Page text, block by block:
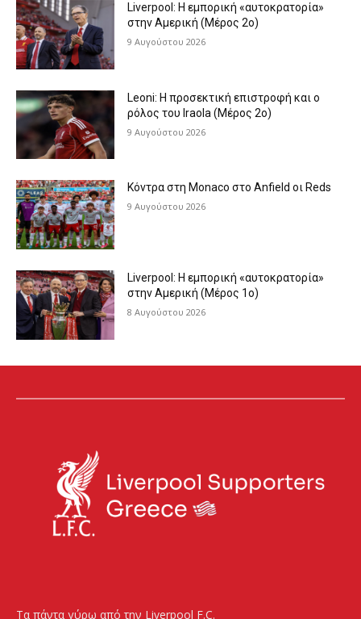
Liverpool: Η εμπορική «αυτοκρατορία»
στην Αμερική (Μέρος 2ο)
9 Αυγούστου 2026
Leoni: Η προσεκτική επιστροφή και ο
ρόλος του Iraola (Μέρος 2ο)
9 Αυγούστου 2026
Κόντρα στη Monaco στο Anfield οι Reds
9 Αυγούστου 2026
Liverpool: Η εμπορική «αυτοκρατορία»
στην Αμερική (Μέρος 1ο)
8 Αυγούστου 2026
Τα πάντα γύρω από την Liverpool F.C.